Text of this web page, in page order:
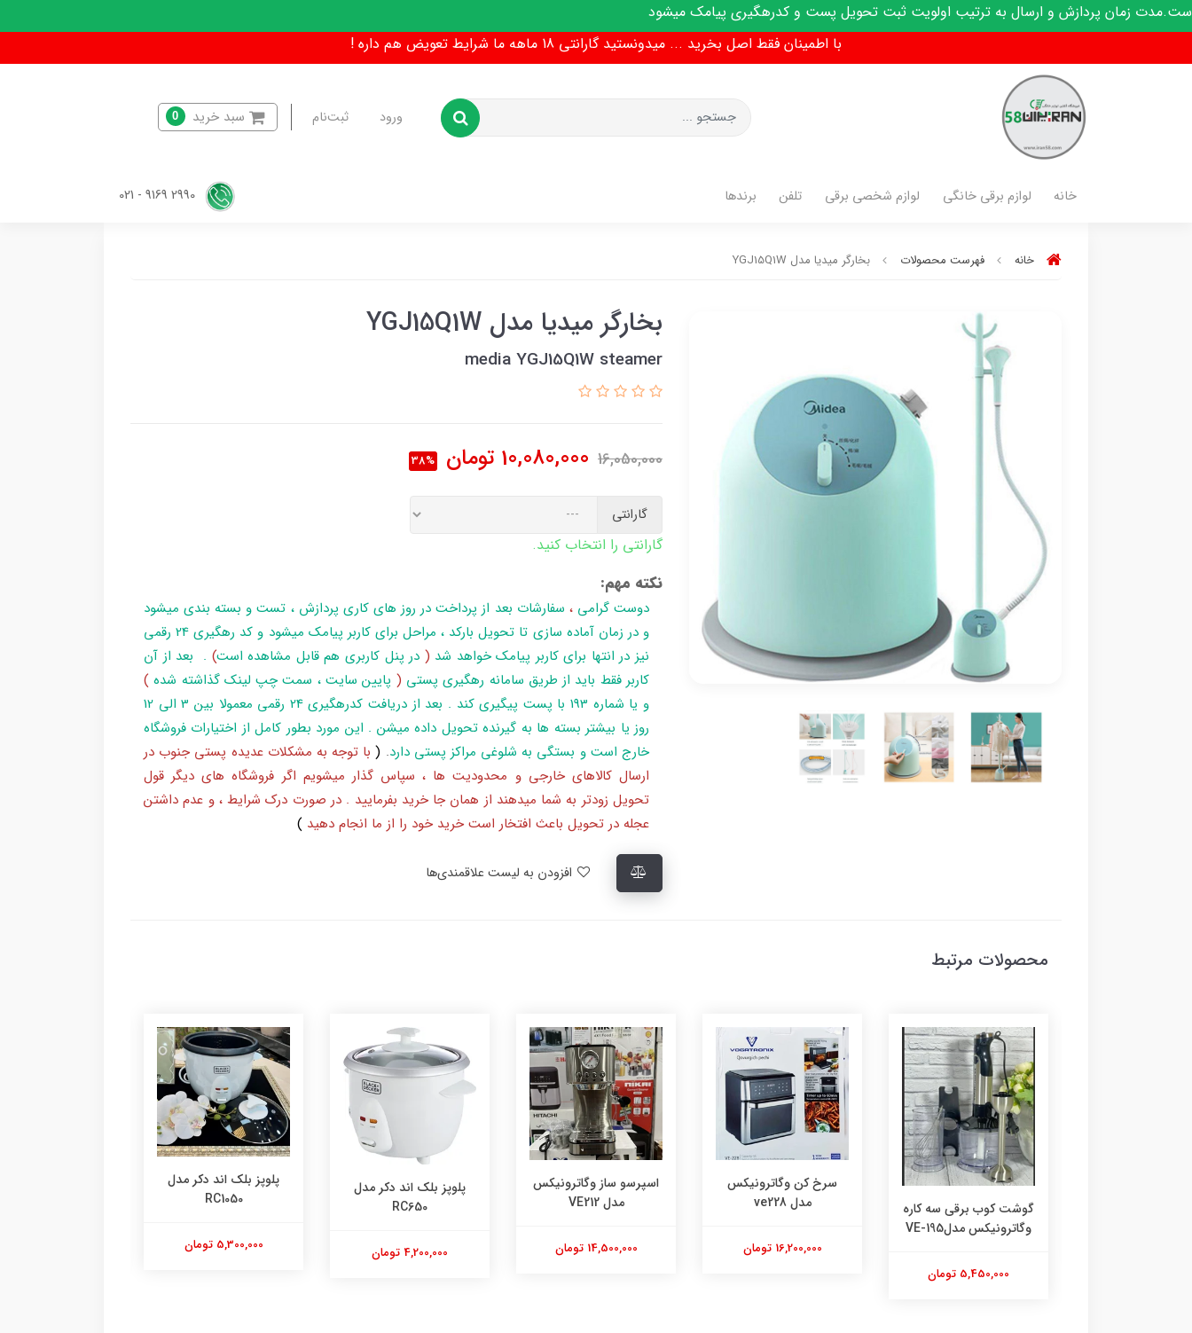
و ارسال به ترتیب اولویت ثبت تحویل پست و کدرهگیری پیامک میشود
با اطمینان فقط اصل بخرید ... میدونستید گارانتی 18 ماهه ما شرایط تعویض هم داره !
ورود ثبت‌نام سبد خرید 0
خانه لوازم برقی خانگی لوازم شخصی برقی تلفن برندها
خانه فهرست محصولات بخارگر میدیا مدل YGJ15Q1W
بخارگر میدیا مدل YGJ15Q1W
media YGJ15Q1W steamer
16,050,000
10,080,000 تومان 38%
گارانتی
گارانتی را انتخاب کنید.
نکته مهم:
دوست گرامی، سفارشات بعد از پرداخت در روز های کاری پردازش ، تست و بسته بندی میشود
و در زمان آماده سازی تا تحویل بارکد ، مراحل برای کاربر پیامک میشود و کد رهگیری 24 رقمی
نیز در انتها برای کاربر پیامک خواهد شد ( در پنل کاربری هم قابل مشاهده است) . بعد از آن
کاربر فقط باید از طریق سامانه رهگیری پستی ( پایین سایت ، سمت چپ لینک گذاشته شده )
و یا شماره 193 با پست پیگیری کند . بعد از دریافت کدرهگیری 24 رقمی معمولا بین 3 الی 12
روز یا بیشتر بسته ها به گیرنده تحویل داده میشن . این مورد بطور کامل از اختیارات فروشگاه
خارج است و بستگی به شلوغی مراکز پستی دارد.
(با توجه به مشکلات عدیده پستی جنوب در
ارسال کالاهای خارجی و محدودیت ها ، سپاس گذار میشویم اگر فروشگاه های دیگر قول
تحویل زودتر به شما میدهند از همان جا خرید بفرمایید . در صورت درک شرایط ، و عدم داشتن
عجله در تحویل باعث افتخار است خرید خود را از ما انجام دهید )
محصولات مرتبط
گوشت کوب برقی سه کاره
سرخ کن وگاترونیکس
مدل ve228
اسپرسو ساز وگاترونیکس
14,500,000 تومان
پلوپز بلک اند دکر مدل
پلوپز بلک اند دکر مدل
سرخ کن فیلیپس مدل
24,800,000 تومان